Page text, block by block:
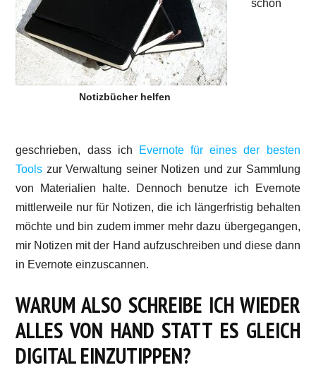
Notizbücher helfen
schon
geschrieben, dass ich Evernote für eines der besten
Tools zur Verwaltung seiner Notizen und zur Sammlung
von Materialien halte. Dennoch benutze ich Evernote
mittlerweile nur für Notizen, die ich längerfristig behalten
möchte und bin zudem immer mehr dazu übergegangen,
mir Notizen mit der Hand aufzuschreiben und diese dann
in Evernote einzuscannen.
WARUM ALSO SCHREIBE ICH WIEDER
ALLES VON HAND STATT ES GLEICH
DIGITAL EINZUTIPPEN?